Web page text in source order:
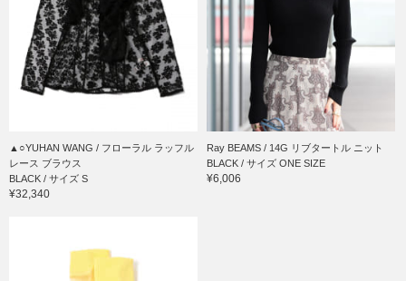
▲○YUHAN WANG / フローラル ラッフル
レース ブラウス
BLACK / サイズ S
¥32,340
Ray BEAMS / 14G リブタートル ニット
BLACK / サイズ ONE SIZE
¥6,006